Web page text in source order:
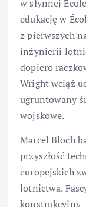
w słynnej
edukację w
z pierwszych
inżynierii
dopiero
Wright wciąż
ugruntowany
wojskowe.
Marcel Bloch
przyszłość
europejskich
lotnictwa.
konstrukcyjny